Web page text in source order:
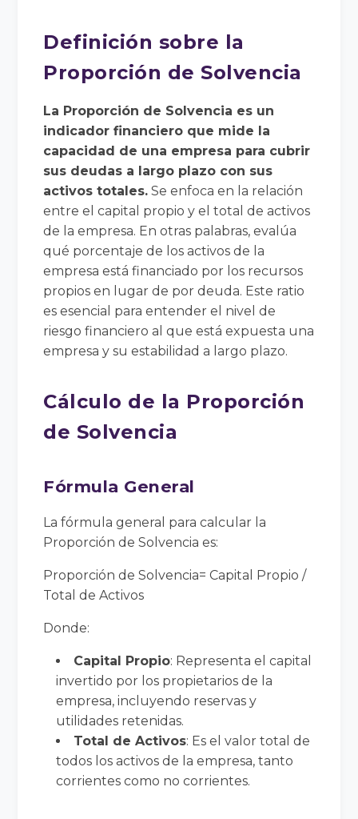
Definición sobre la
Proporción de Solvencia
La Proporción de Solvencia es un
indicador financiero que mide la
capacidad de una empresa para cubrir
sus deudas a largo plazo con sus
activos totales. Se enfoca en la relación
entre el capital propio y el total de activos
de la empresa. En otras palabras, evalúa
qué porcentaje de los activos de la
empresa está financiado por los recursos
propios en lugar de por deuda. Este ratio
es esencial para entender el nivel de
riesgo financiero al que está expuesta una
empresa y su estabilidad a largo plazo.
Cálculo de la Proporción
de Solvencia
Fórmula General
La fórmula general para calcular la
Proporción de Solvencia es:
Proporción de Solvencia= Capital Propio /
Total de Activos
Donde:
Capital Propio: Representa el capital
invertido por los propietarios de la
empresa, incluyendo reservas y
utilidades retenidas.
Total de Activos: Es el valor total de
todos los activos de la empresa, tanto
corrientes como no corrientes.